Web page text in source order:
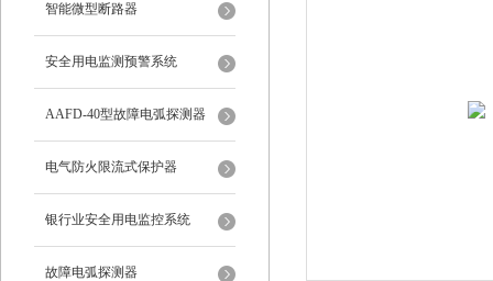
智能微型断路器
安全用电监测预警系统
AAFD-40型故障电弧探测器
电气防火限流式保护器
银行业安全用电监控系统
故障电弧探测器